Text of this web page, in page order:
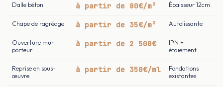
Dalle béton à partir de 80€/m² Épaisseur 12cm
Chape de ragréage à partir de 35€/m² Autolissante
Ouverture mur
porteur
à partir de 2 500€
IPN +
étaiement
Reprise en sous-
œuvre
à partir de 350€/ml
Fondations
existantes